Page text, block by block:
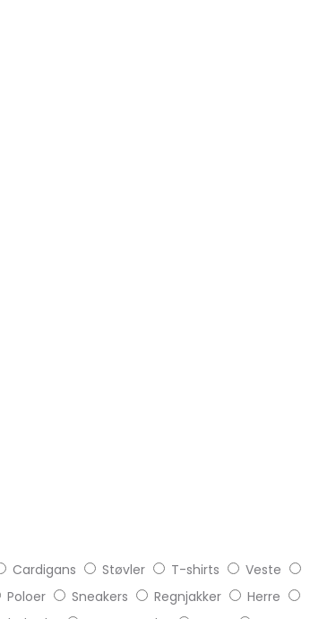
Cardigans Støvler T-shirts
Veste
Poloer Sneakers Regnjakker
Herre